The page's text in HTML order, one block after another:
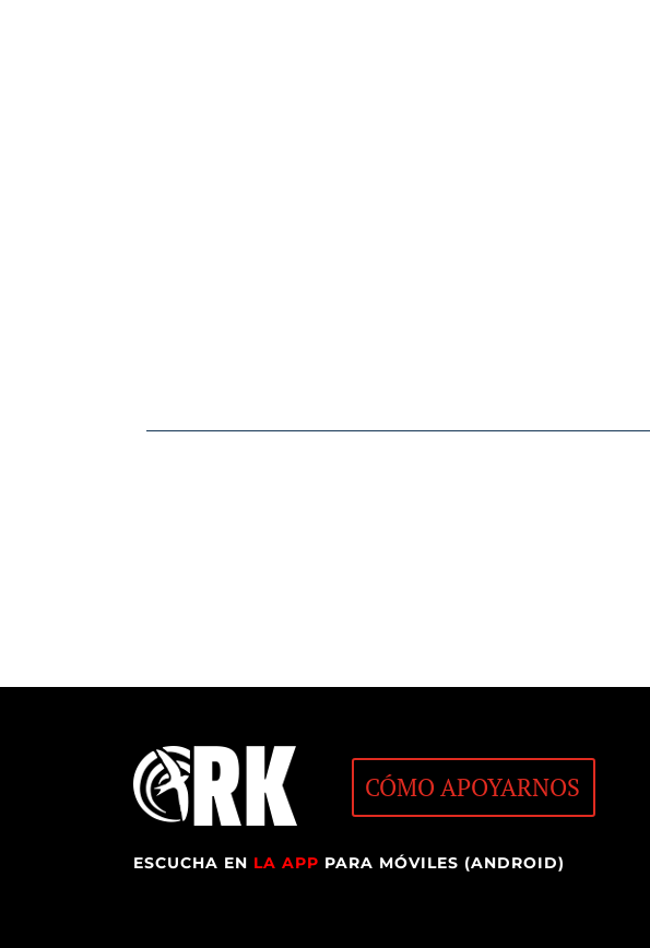
CÓMO APOYARNOS
ESCUCHA EN LA APP PARA MÓVILES (ANDROID)